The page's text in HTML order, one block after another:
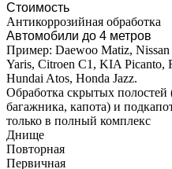
Стоимость
Антикоррозийная обработка
Автомобили до 4 метров
Пример: Daewoo Matiz, Nissan
Yaris, Citroen C1, KIA Picanto,
Hundai Atos, Honda Jazz.
Обработка скрытых
багажника, капота) и
только в полный комплекс
Днище
Повторная
Первичная